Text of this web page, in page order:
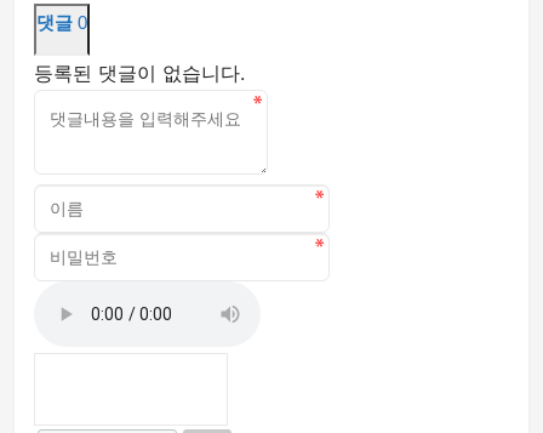
댓글 0
등록된 댓글이 없습니다.